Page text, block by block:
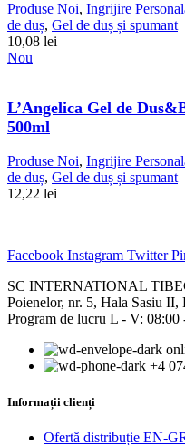
Produse Noi, Ingrijire
de duș, Gel de duș și spumant
10,08 lei
Nou
L’Angelica Gel de
500ml
Produse Noi, Ingrijire
de duș, Gel de duș și spumant
12,22 lei
Facebook Instagram Twitter
SC INTERNATIONAL
Poienelor, nr. 5, Hala Sasiu
Program de lucru L - V: 08:00
+4
Informații clienți
Ofertă distribuție EN-